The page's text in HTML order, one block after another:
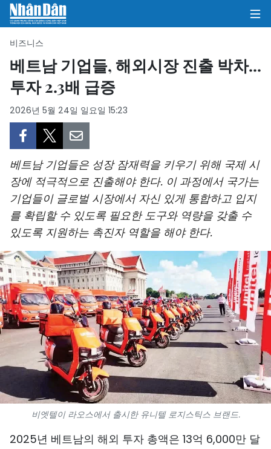
집
정치
비즈니스
사회
환경
문화
스포츠
과학기술
여행
세계
사진
비디오
비즈니스
베트남 기업들, 해외시장 진출 박차...
투자 2.3배 급증
2026년 5월 24일 일요일 15:23
베트남 기업들은 성장 잠재력을 키우기 위해 국제 시
장에 적극적으로 진출해야 한다. 이 과정에서 국가는
기업들이 글로벌 시장에서 자신 있게 통합하고 입지
를 확립할 수 있도록 필요한 도구와 역량을 갖출 수
있도록 지원하는 촉진자 역할을 해야 한다.
비엣텔이 라오스에서 출시한 유니텔 로지스틱스 브랜드.
2025년 베트남의 해외 투자 총액은 13억 6,000만 달